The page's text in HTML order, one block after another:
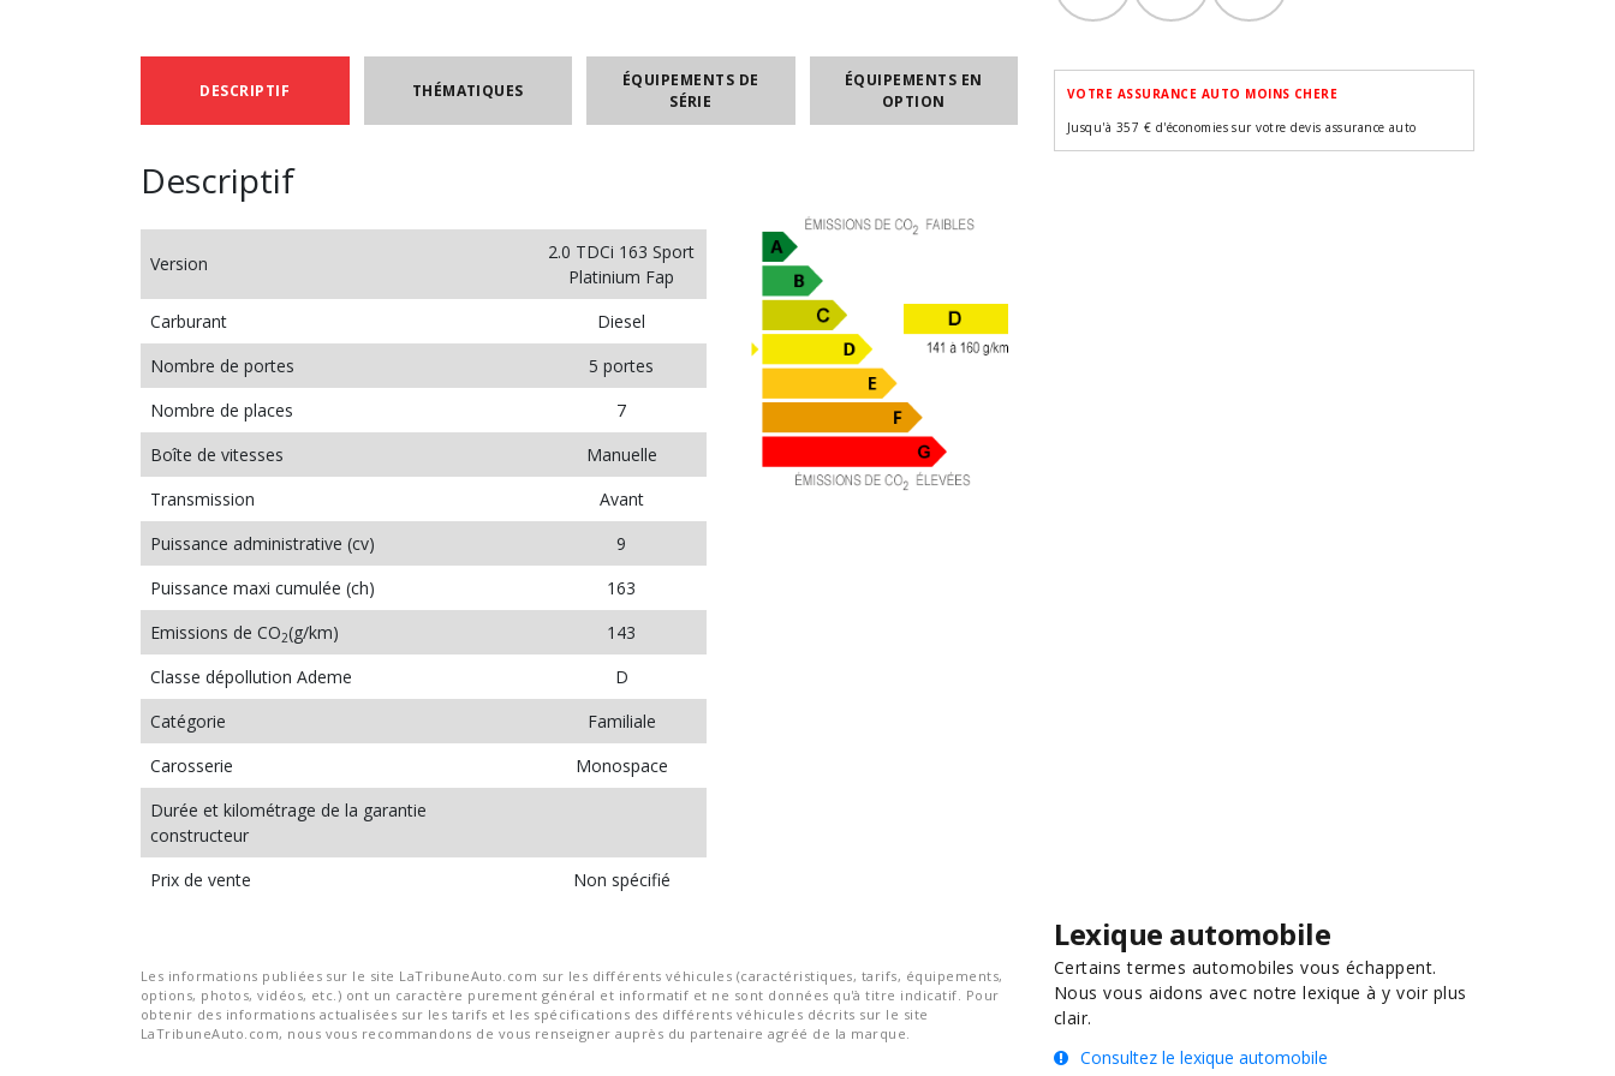
DESCRIPTIF THÉMATIQUES
ÉQUIPEMENTS DE
SÉRIE
ÉQUIPEMENTS EN
OPTION
Descriptif
Version
2.0 TDCi 163 Sport
Platinium Fap
Carburant
Diesel
Nombre de portes
5 portes
Nombre de places
7
Boîte de vitesses
Manuelle
Transmission
Avant
Puissance administrative (cv)
9
Puissance maxi cumulée (ch)
163
Emissions de CO2(g/km)
143
Classe dépollution Ademe
D
Catégorie
Familiale
Carosserie
Monospace
Durée et kilométrage de la garantie
constructeur
Prix de vente
Non spécifié
Les informations publiées sur le site LaTribuneAuto.com sur les différents véhicules (caractéristiques, tarifs, équipements,
options, photos, vidéos, etc.) ont un caractère purement général et informatif et ne sont données qu'à titre indicatif. Pour
obtenir des informations actualisées sur les tarifs et les spécifications des différents véhicules décrits sur le site
LaTribuneAuto.com, nous vous recommandons de vous renseigner auprès du partenaire agréé de la marque.
VOTRE ASSURANCE AUTO MOINS CHERE
Jusqu'à 357 € d'économies sur votre devis assurance auto
Lexique automobile
Certains termes automobiles vous échappent.
Nous vous aidons avec notre lexique à y voir plus
clair.
Consultez le lexique automobile